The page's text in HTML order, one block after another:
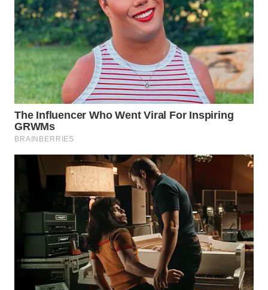
PRIANGAN
TIMUR
WN
SEMARANG
WN
SOLO
WN
WN
WN
SURABAYA
WN
NATUNA